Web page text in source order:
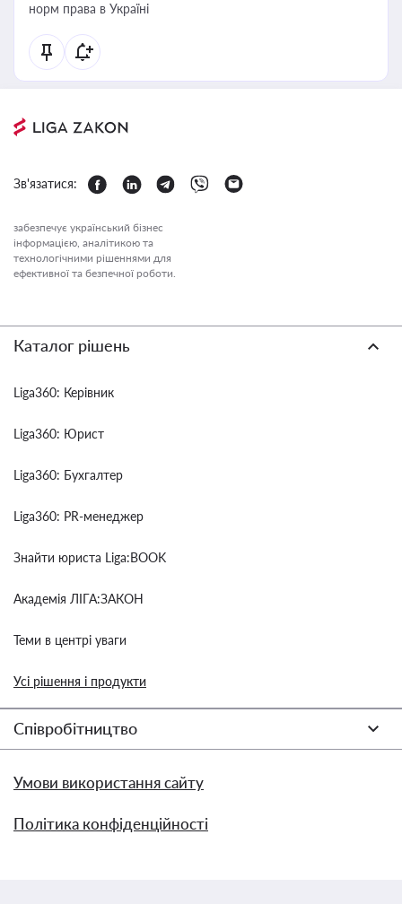
норм права в Україні
Зв'язатися:
забезпечує український бізнес
інформацією, аналітикою та
технологічними рішеннями для
ефективної та безпечної роботи.
Каталог рішень
Liga360: Керівник
Liga360: Юрист
Liga360: Бухгалтер
Liga360: PR-менеджер
Знайти юриста Liga:BOOK
Академія ЛІГА:ЗАКОН
Теми в центрі уваги
Усі рішення і продукти
Співробітництво
Умови використання сайту
Політика конфіденційності